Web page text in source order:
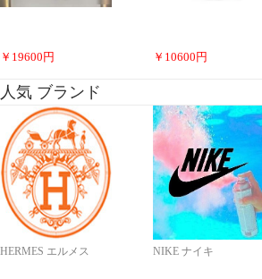
￥ 19600 円 ￥ 10600 円
人気 ブランド
HERMES エルメス NIKE ナイキ